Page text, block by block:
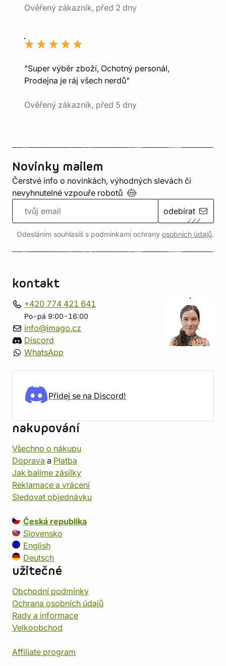
Ověřený zákazník, před 2 dny
"Super výběr zboží, Ochotný personál,
Prodejna je ráj všech nerdů"
Ověřený zákazník, před 5 dny
Novinky mailem
Čerstvé info o novinkách, výhodných slevách či
nevyhnutelné vzpouře robotů
odebírat
Odesláním souhlasíš s podmínkami ochrany osobních údajů.
kontakt
+420 774 421 641
Po-pá 9:00-16:00
info@imago.cz
Discord
WhatsApp
Přidej se na Discord!
nakupování
Všechno o nákupu
Doprava a Platba
Jak balíme zásilky
Reklamace a vrácení
Sledovat objednávku
Česká republika
Slovensko
English
Deutsch
užitečné
Obchodní podmínky
Ochrana osobních údajů
Rady a informace
Velkoobchod
Affiliate program